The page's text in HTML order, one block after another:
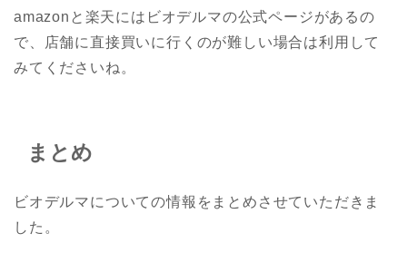
amazonと楽天にはビオデルマの公式ページがあるの
で、店舗に直接買いに行くのが難しい場合は利用して
みてくださいね。
まとめ
ビオデルマについての情報をまとめさせていただきま
した。